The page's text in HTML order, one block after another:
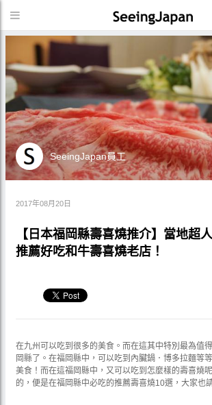
SeeingJapan員工
2017年08月20日
【日本福岡縣壽喜燒推介】當地超
推薦好吃和牛壽喜燒老店！
在九州可以吃到很多的美食。而在這其中特別最為值
岡縣了。在福岡縣中，可以吃到內臟鍋．博多拉麵等
美食！而在這福岡縣中，又可以吃到怎麼樣的壽喜燒
的，便是在福岡縣中必吃的推薦壽喜燒10選，大家也